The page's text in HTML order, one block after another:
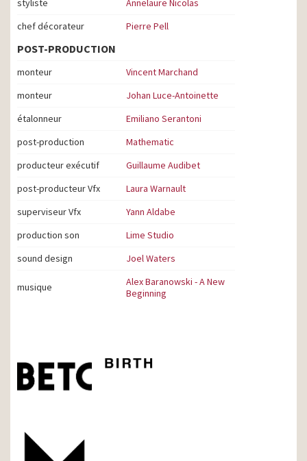
styliste
Annelaure Nicolas
chef décorateur
Pierre Pell
POST-PRODUCTION
monteur
Vincent Marchand
monteur
Johan Luce-Antoinette
étalonneur
Emiliano Serantoni
post-production
Mathematic
producteur exécutif
Guillaume Audibet
post-producteur Vfx
Laura Warnault
superviseur Vfx
Yann Aldabe
production son
Lime Studio
sound design
Joel Waters
musique
Alex Baranowski - A New
Beginning